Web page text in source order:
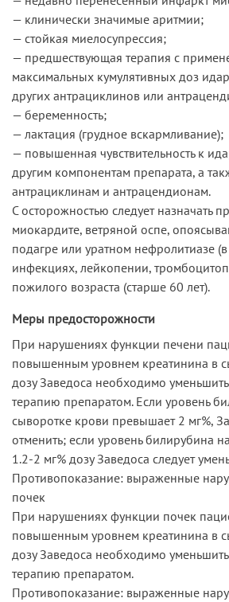
— клинически значимые аритмии;
— стойкая миелосупрессия;
— предшествующая терапия с
максимальных кумулятивных доз
других антрациклинов или
— беременность;
— лактация (грудное вскармливание);
— повышенная чувствительность к
другим компонентам препарата, а
антрациклинам и антрацендионам.
С осторожностью следует назначать
миокардите, ветряной оспе,
подагре или уратном нефролитиазе
инфекциях, лейкопении,
пожилого возраста (старше 60 лет).
Меры предосторожности
При нарушениях функции печени
повышенным уровнем креатинина в
дозу Заведоса необходимо
терапию препаратом. Если уровень
сыворотке крови превышает 2 мг%,
отменить; если уровень билирубина
1.2-2 мг% дозу Заведоса следует
Противопоказание: выраженные
почек
При нарушениях функции почек
повышенным уровнем креатинина в
дозу Заведоса необходимо
терапию препаратом.
Противопоказание: выраженные